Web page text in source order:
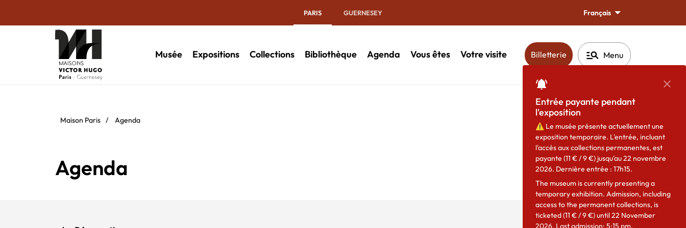
PARIS GUERNESEY Français
Musée Expositions Collections Bibliothèque Agenda Vous êtes Votre visite Billetterie (ouverture dans une nouvelle
manage_search Menu
Maison Paris / Agenda
Agenda
Entrée payante pendant
l'exposition
⚠️ Le musée présente actuellement une
exposition temporaire. L'entrée, incluant
l'accès aux collections permanentes, est
payante (11 € / 9 €) jusqu'au 22 novembre
2026. Dernière entrée : 17h15.
The museum is currently presenting a
temporary exhibition. Admission, including
access to the permanent collections, is
ticketed (11 € / 9 €) until 22 November
2026. Last admission: 5:15 pm.